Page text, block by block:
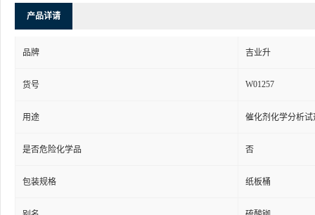
产品详请
品牌 吉业升
货号 W01257
用途 催化剂化学分析
是否危险化学品 否
包装规格 纸板桶